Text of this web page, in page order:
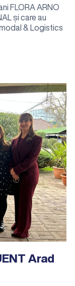
FLORA ARNO
și care au
& Logistics
Arad